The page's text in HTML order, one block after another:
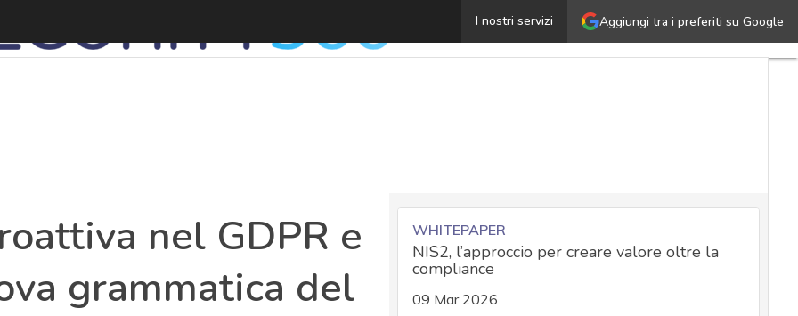
Aggiungi tra i preferiti su Google
I nostri servizi
La responsabilità proattiva nel GDPR e nella NIS 2:
nel GDPR e
grammatica del
WHITEPAPER
NIS2, l’approccio per creare valore oltre la
compliance
09 Mar 2026